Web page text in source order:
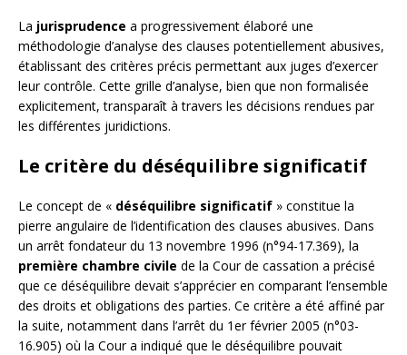
La jurisprudence a progressivement élaboré une
méthodologie d’analyse des clauses potentiellement abusives,
établissant des critères précis permettant aux juges d’exercer
leur contrôle. Cette grille d’analyse, bien que non formalisée
explicitement, transparaît à travers les décisions rendues par
les différentes juridictions.
Le critère du déséquilibre significatif
Le concept de « déséquilibre significatif » constitue la
pierre angulaire de l’identification des clauses abusives. Dans
un arrêt fondateur du 13 novembre 1996 (n°94-17.369), la
première chambre civile de la Cour de cassation a précisé
que ce déséquilibre devait s’apprécier en comparant l’ensemble
des droits et obligations des parties. Ce critère a été affiné par
la suite, notamment dans l’arrêt du 1er février 2005 (n°03-
16.905) où la Cour a indiqué que le déséquilibre pouvait